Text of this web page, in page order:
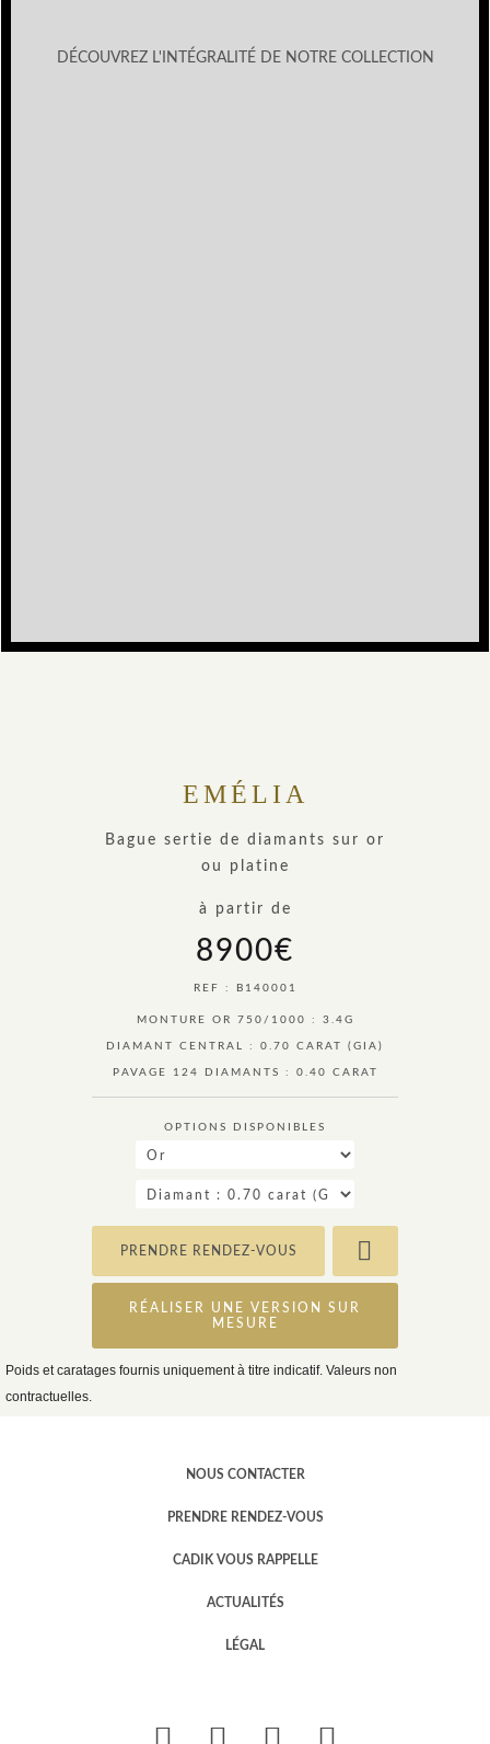
DÉCOUVREZ L'INTÉGRALITÉ DE NOTRE COLLECTION
EMÉLIA
Bague sertie de diamants sur or
ou platine
à partir de
8900€
REF : B140001
MONTURE OR 750/1000 : 3.4G
DIAMANT CENTRAL : 0.70 CARAT (GIA)
PAVAGE 124 DIAMANTS : 0.40 CARAT
OPTIONS DISPONIBLES
PRENDRE RENDEZ-VOUS
RÉALISER UNE VERSION SUR
MESURE
Poids et caratages fournis uniquement à titre indicatif. Valeurs non
contractuelles.
NOUS CONTACTER
PRENDRE RENDEZ-VOUS
CADIK VOUS RAPPELLE
ACTUALITÉS
LÉGAL